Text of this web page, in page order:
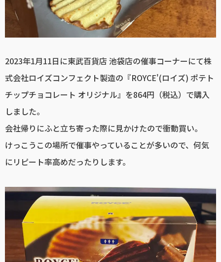
2023年1月11日に東武百貨店 池袋店の催事コーナーにて株
式会社ロイズコンフェクト製造の『ROYCE'(ロイズ) ポテト
チップチョコレート オリジナル』を864円（税込）で購入
しました。
会社帰りにふと立ち寄った際に見かけたので衝動買い。
けっこうこの場所で催事やっていることが多いので、何気
にリピート率高めだったりします。